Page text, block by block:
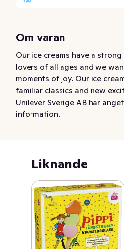
Om varan
Our ice creams have a
lovers of all ages and we
moments of joy. Our ice
familiar classics and new
Unilever Sverige AB har
information.
Liknande